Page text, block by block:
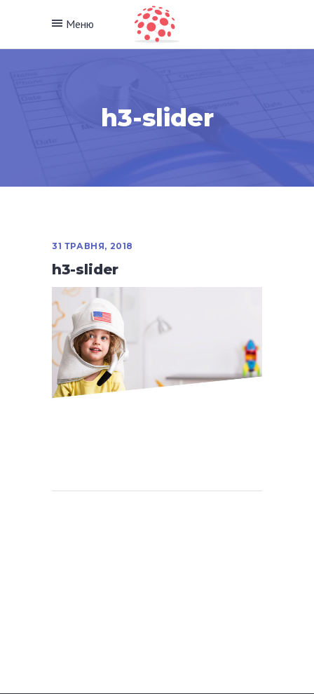
Меню
h3-slider
31 ТРАВНЯ, 2018
h3-slider